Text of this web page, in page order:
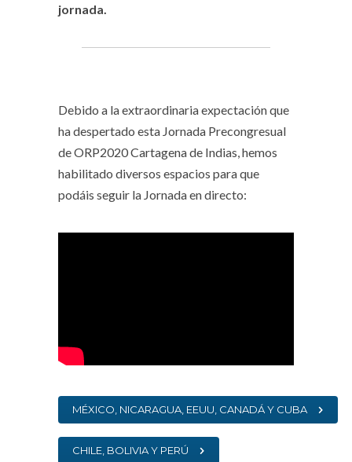
jornada.
Debido a la extraordinaria expectación que
ha despertado esta Jornada Precongresual
de ORP2020 Cartagena de Indias, hemos
habilitado diversos espacios para que
podáis seguir la Jornada en directo:
MÉXICO, NICARAGUA, EEUU, CANADÁ Y CUBA
CHILE, BOLIVIA Y PERÚ